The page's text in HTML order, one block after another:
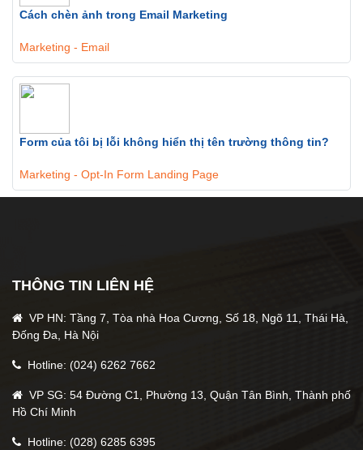
Cách chèn ảnh trong Email Marketing
Marketing - Email
Form của tôi bị lỗi không hiển thị tên trường thông tin?
Marketing - Opt-In Form Landing Page
THÔNG TIN LIÊN HỆ
VP HN: Tầng 7, Tòa nhà Hoa Cương, Số 18, Ngõ 11, Thái Hà,
Đống Đa, Hà Nội
Hotline: (024) 6262 7662
VP SG: 54 Đường C1, Phường 13, Quận Tân Bình, Thành phố
Hồ Chí Minh
Hotline: (028) 6285 6395